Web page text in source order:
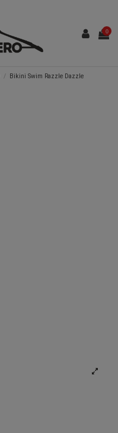
0
Bikini Swim Razzle Dazzle